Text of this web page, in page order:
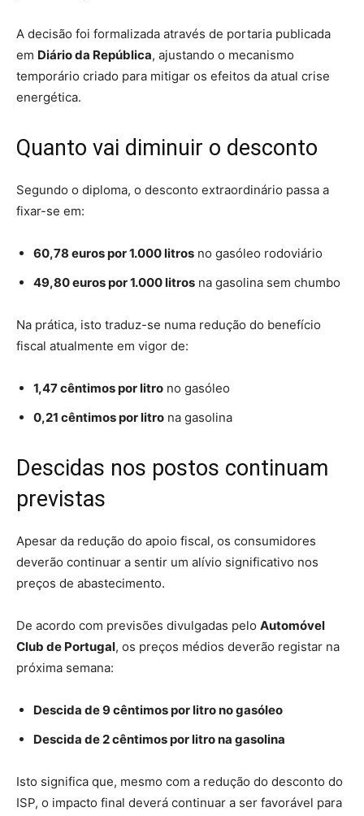
A decisão foi formalizada através de portaria publicada
em Diário da República, ajustando o mecanismo
temporário criado para mitigar os efeitos da atual crise
energética.
Quanto vai diminuir o desconto
Segundo o diploma, o desconto extraordinário passa a
fixar-se em:
60,78 euros por 1.000 litros no gasóleo rodoviário
49,80 euros por 1.000 litros na gasolina sem chumbo
Na prática, isto traduz-se numa redução do benefício
fiscal atualmente em vigor de:
1,47 cêntimos por litro no gasóleo
0,21 cêntimos por litro na gasolina
Descidas nos postos continuam
previstas
Apesar da redução do apoio fiscal, os consumidores
deverão continuar a sentir um alívio significativo nos
preços de abastecimento.
De acordo com previsões divulgadas pelo Automóvel
Club de Portugal, os preços médios deverão registar na
próxima semana:
Descida de 9 cêntimos por litro no gasóleo
Descida de 2 cêntimos por litro na gasolina
Isto significa que, mesmo com a redução do desconto do
ISP, o impacto final deverá continuar a ser favorável para